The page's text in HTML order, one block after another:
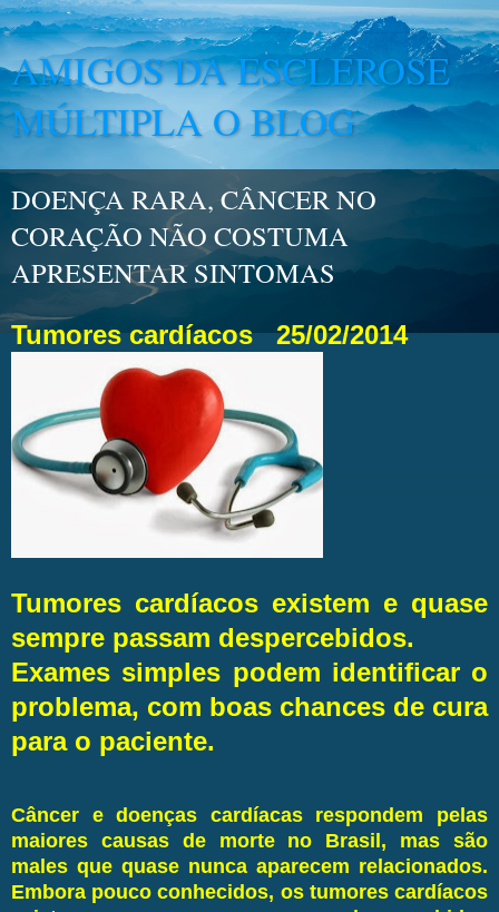
AMIGOS DA ESCLEROSE
MÚLTIPLA O BLOG
DOENÇA RARA, CÂNCER NO
CORAÇÃO NÃO COSTUMA
APRESENTAR SINTOMAS
Tumores cardíacos25/02/2014
Tumores cardíacos existem e quase
sempre passam despercebidos.
Exames simples podem identificar o
problema, com boas chances de cura
para o paciente.
Câncer e doenças cardíacas respondem pelas
maiores causas de morte no Brasil, mas são
males que quase nunca aparecem relacionados.
Embora pouco conhecidos, os tumores cardíacos